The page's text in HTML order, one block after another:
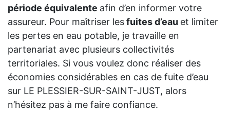
période équivalente afin d’en informer votre
assureur. Pour maîtriser lesfuites d’eau et limiter
les pertes en eau potable, je travaille en
partenariat avec plusieurs collectivités
territoriales. Si vous voulez donc réaliser des
économies considérables en cas de fuite d’eau
sur LE PLESSIER-SUR-SAINT-JUST, alors
n’hésitez pas à me faire confiance.